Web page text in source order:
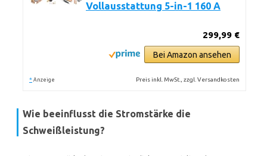
Vollausstattung 5-in-1 160 A
299,99 €
Bei Amazon ansehen
* Anzeige Preis inkl. MwSt., zzgl. Versandkosten
Wie beeinflusst die Stromstärke die
Schweißleistung?